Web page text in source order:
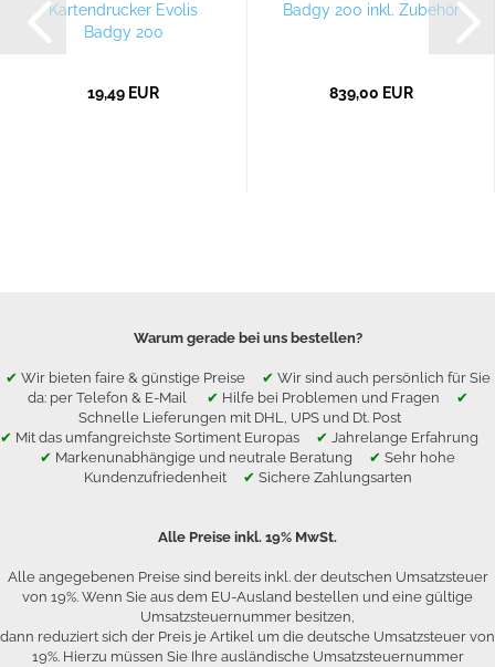
Kartendrucker Evolis
Badgy 200
19,49 EUR
Badgy 200 inkl. Zubehör
839,00 EUR
Warum gerade bei uns bestellen?
✔ Wir bieten faire & günstige Preise ✔ Wir sind auch persönlich für Sie
da: per Telefon & E-Mail ✔ Hilfe bei Problemen und Fragen ✔
Schnelle Lieferungen mit DHL, UPS und Dt. Post
✔ Mit das umfangreichste Sortiment Europas ✔ Jahrelange Erfahrung
✔ Markenunabhängige und neutrale Beratung ✔ Sehr hohe
Kundenzufriedenheit ✔ Sichere Zahlungsarten
Alle Preise inkl. 19% MwSt.
Alle angegebenen Preise sind bereits inkl. der deutschen Umsatzsteuer
von 19%. Wenn Sie aus dem EU-Ausland bestellen und eine gültige
Umsatzsteuernummer besitzen,
dann reduziert sich der Preis je Artikel um die deutsche Umsatzsteuer von
19%. Hierzu müssen Sie Ihre ausländische Umsatzsteuernummer